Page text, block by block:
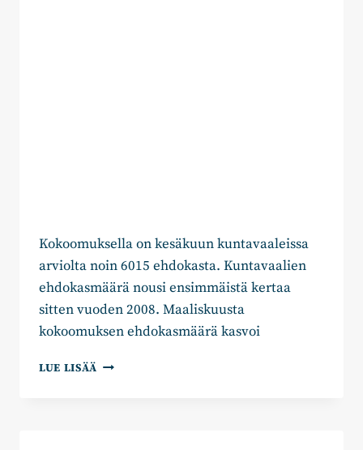
Kokoomuksella on kesäkuun kuntavaaleissa
arviolta noin 6015 ehdokasta. Kuntavaalien
ehdokasmäärä nousi ensimmäistä kertaa
sitten vuoden 2008. Maaliskuusta
kokoomuksen ehdokasmäärä kasvoi
LUE LISÄÄ KOKOOMUKSEN